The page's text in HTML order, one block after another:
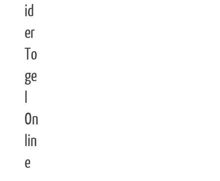
id
er
To
ge
On
lin
e